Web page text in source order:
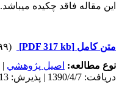
این مقاله فاقد چکیده می​باشد.
متن کامل [PDF 317 kb]
(۲۵۹۹ دریافت)
نوع مطالعه: اصيل پژوهشي |
دریافت: 1390/4/7 | پذیرش: 1390/7/13